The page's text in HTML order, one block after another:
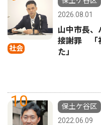
社会
2026.08.01
山中市長、
接謝罪 「
た」
10
保土ケ谷区
2022.06.09